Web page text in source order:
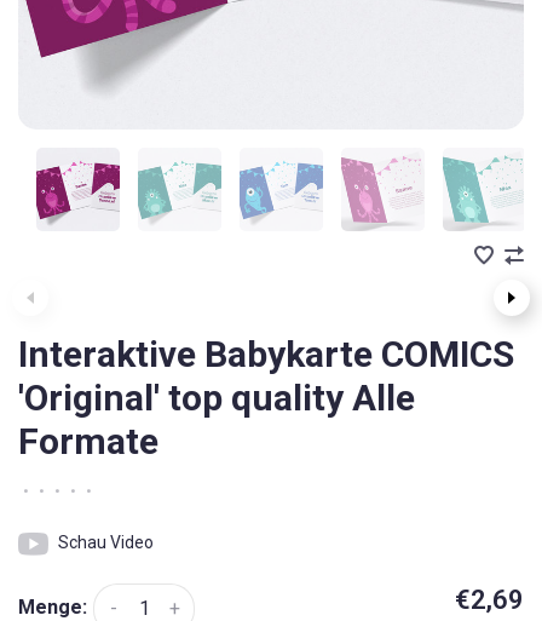
Interaktive Babykarte COMICS
'Original' top quality Alle
Formate
• • • • •
Schau Video
Menge: +
- €2,69